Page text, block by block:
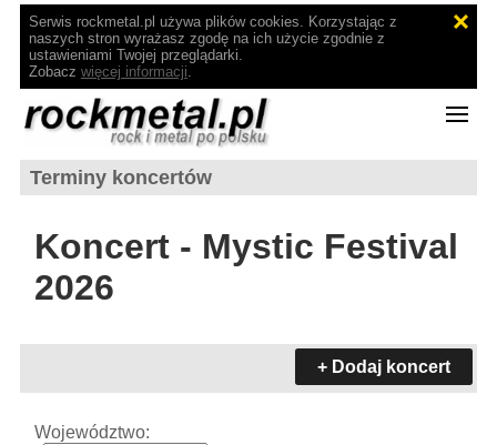
Serwis rockmetal.pl używa plików cookies. Korzystając z
naszych stron wyrażasz zgodę na ich użycie zgodnie z
ustawieniami Twojej przeglądarki.
Zobacz więcej informacji.
Terminy koncertów
Koncert - Mystic Festival
2026
+ Dodaj koncert
Województwo: